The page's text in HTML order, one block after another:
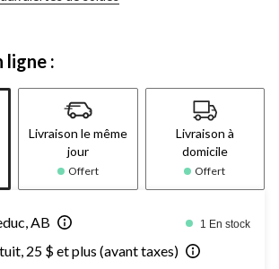
ligne :
Livraison le même
jour
Offert
Livraison à
domicile
Offert
AB 1 En stock
25 $ et plus (avant taxes)